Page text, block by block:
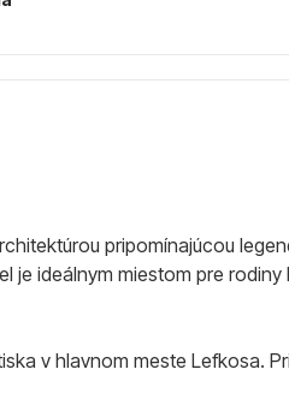
pripomínajúcou
ideálnym miestom pre
v hlavnom meste Lefkosa.